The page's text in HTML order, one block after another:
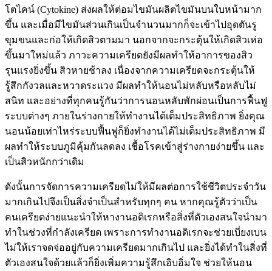
โตไคน์ (Cytokine) ส่งผลให้ต่อมไขมันผลิตไขมันบนใบหน้ามาก
ขึ้น และเมื่อมีไขมันส่วนเกินเป็นจำนวนมากก็จะเข้าไปอุดตันรู
ขุมขนและก่อให้เกิดสิวตามมา นอกจากจะกระตุ้นให้เกิดสิวเห่อ
ขึ้นมาใหม่แล้ว ภาวะความเครียดยังมีผลทำให้อาการของสิว
รุนแรงยิ่งขึ้น สิวหายช้าลง เนื่องจากความเครียดจะกระตุ้นให้
รู้สึกกังวลและหวาดระแวง มีผลทำให้นอนไม่หลับหรือหลับไม่
สนิท และอย่างที่ทุกคนรู้กันว่าการนอนหลับพักผ่อนเป็นการฟื้นฟู
ระบบต่างๆ ภายในร่างกายให้ทำงานได้เต็มประสิทธิภาพ ยิ่งคุณ
นอนน้อยเท่าไหร่ระบบฟื้นฟูก็ยิ่งทำงานได้ไม่เต็มประสิทธิภาพ มี
ผลทำให้ระบบภูมิคุ้มกันลดลง เชื้อโรคเข้าสู่ร่างกายง่ายขึ้น และ
เป็นสิวหนักกว่าเดิม
ดังนั้นการจัดการความเครียดไม่ให้มีผลต่อการใช้ชีวิตประจำวัน
มากเกินไปจึงเป็นสิ่งจำเป็นสำหรับทุกๆ คน หากคุณรู้ตัวว่าเป็น
คนเครียดง่ายแนะนำให้หางานอดิเรกหรือสิ่งที่ตัวเองสนใจนำมา
ทำในช่วงที่กำลังเครียด เพราะการทำงานอดิเรกจะช่วยเบี่ยงเบน
ไม่ให้เราจดจ่ออยู่กับความเครียดมากเกินไป และยิ่งได้ทำในสิ่งที่
ตัวเองสนใจด้วยแล้วก็ยิ่งเพิ่มความรู้สึกเอิบอิ่มใจ ช่วยให้นอน